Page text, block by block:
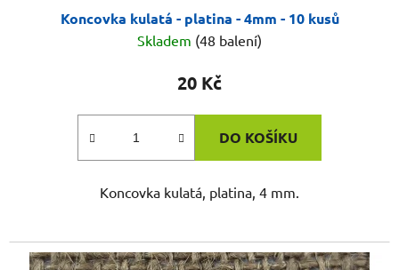
Koncovka kulatá - platina - 4mm - 10 kusů
Skladem (48 balení)
20 Kč
DO KOŠÍKU
Koncovka kulatá, platina, 4 mm.